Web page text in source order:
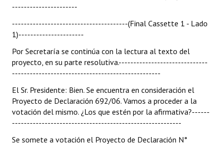
----------------------
---------------------------------------(Final Cassette 1 - Lado
1)----------------------
Por Secretaría se continúa con la lectura al texto del
proyecto, en su parte resolutiva.------------------------------
--------------------------------------------------
El Sr. Presidente: Bien. Se encuentra en consideración el
Proyecto de Declaración 692/06. Vamos a proceder a la
votación del mismo. ¿Los que estén por la afirmativa?------
---------------------------------------------------------
Se somete a votación el Proyecto de Declaración N°